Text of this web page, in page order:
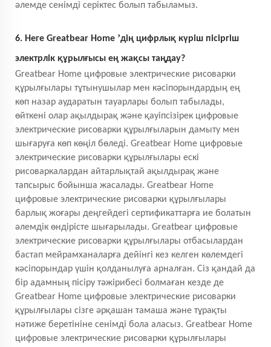
әлемде сенімді серіктес болып табыламыз.
6. Неге Greatbear Home ’дің цифрлық күріш пісіргіш
электрлік құрылғысы ең жақсы таңдау?
Greatbear Home цифровые электрические рисоварки
құрылғылары тұтынушылар мен кәсіпорындардың ең
көп назар аударатын тауарлары болып табылады,
өйткені олар ақылдырақ және қауіпсізірек цифровые
электрические рисоварки құрылғыларын дамыту мен
шығаруға көп көңіл бөледі. Greatbear Home цифровые
электрические рисоварки құрылғылары ескі
рисоваркалардан айтарлықтай ақылдырақ және
тапсырыс бойынша жасалады. Greatbear Home
цифровые электрические рисоварки құрылғылары
барлық жоғары деңгейдегі сертификаттарға ие болатын
әлемдік өндірісте шығарылады. Greatbear цифровые
электрические рисоварки құрылғылары отбасылардан
бастап мейрамханаларға дейінгі кез келген көлемдегі
кәсіпорындар үшін қолданылуға арналған. Сіз қандай да
бір адамның пісіру тәжірибесі болмаған кезде де
Greatbear Home цифровые электрические рисоварки
құрылғылары сізге әрқашан тамаша және тұрақты
нәтиже беретініне сенімді бола аласыз. Greatbear Home
цифровые электрические рисоварки құрылғылары